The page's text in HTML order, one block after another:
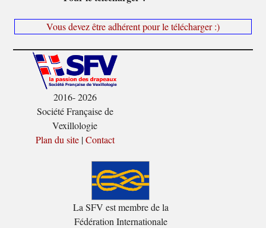
Vous devez être adhérent pour le télécharger :)
2016- 2026
Société Française de
Vexillologie
Plan du site|Contact
La SFV est membre de la
Fédération Internationale